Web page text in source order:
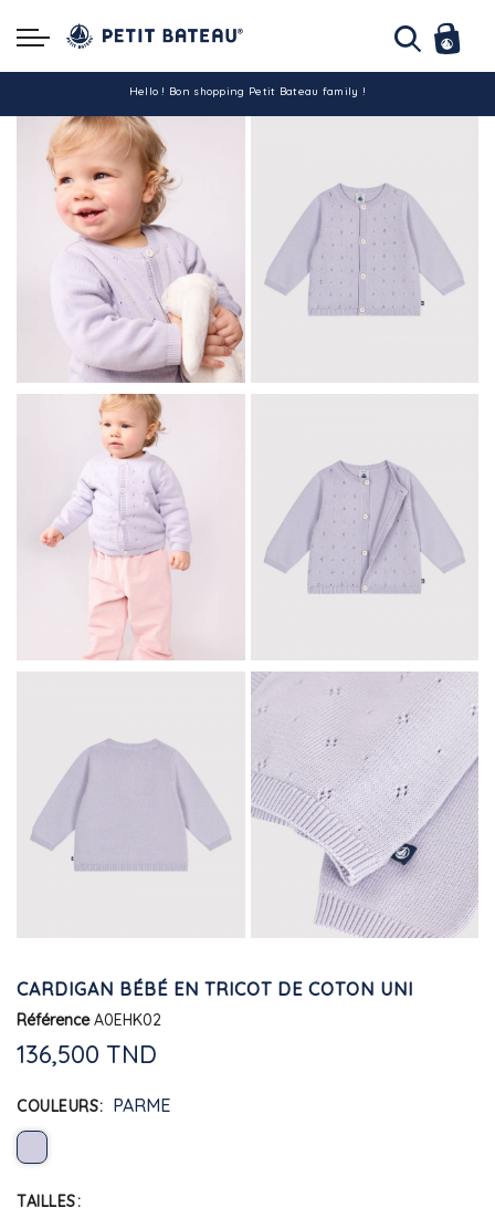
Hello ! Bon shopping Petit Bateau family !
La livraison est assurée partout en Tunisie !
-10% pour tout paiement par carte bancaire (hors promo)
CARDIGAN BÉBÉ EN TRICOT DE COTON UNI
Référence A0EHK02
136,500 TND
COULEURS PARME
TAILLES